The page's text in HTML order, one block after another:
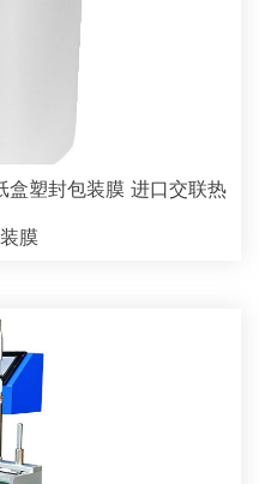
盒塑封包装膜 进口交联热
膜